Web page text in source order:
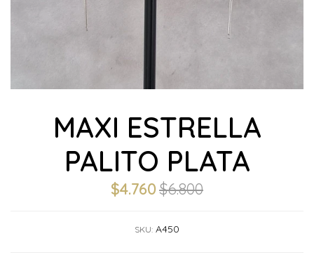
MAXI ESTRELLA
PALITO PLATA
$4.760$6.800
SKU: A450